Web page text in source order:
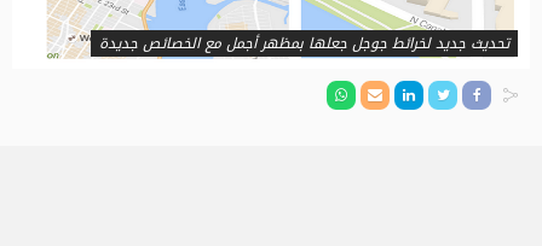
تحديث جديد لخرائط جوجل جعلها بمظهر أجمل مع الخصائص جديدة